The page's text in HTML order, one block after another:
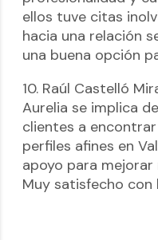
ellos tuve citas
hacia una relación
una buena opción
10. Raúl Castelló
Aurelia se implica
clientes a
perfiles afines en
apoyo para mejorar
Muy satisfecho con